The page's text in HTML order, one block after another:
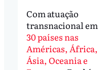
Com atuação
transnacional em
30 países nas
Américas, África,
Ásia, Oceania e